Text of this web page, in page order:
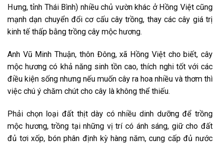
Hưng, tỉnh Thái Bình) nhiều chủ vườn khác ở Hồng Việt cũng
mạnh dạn chuyển đổi cơ cấu cây trồng, thay các cây giá trị
kinh tế thấp bằng trồng cây mộc hương.
Anh Vũ Minh Thuận, thôn Đông, xã Hồng Việt cho biết, cây
mộc hương có khả năng sinh tồn cao, thích nghi tốt với các
điều kiện sống nhưng nếu muốn cây ra hoa nhiều và thơm thì
việc chú ý chăm chút cho cây là không thể thiếu.
Phải chọn loại đất thịt dày có nhiều dinh dưỡng để trồng
mộc hương, trồng tại những vị trí có ánh sáng, giữ cho đất
đủ tơi xốp, bón phân định kỳ hàng năm, cung cấp đủ nước